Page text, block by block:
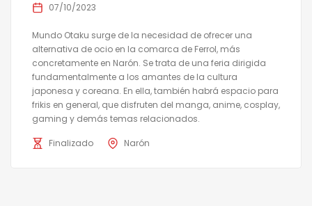
07/10/2023
Mundo Otaku surge de la necesidad de ofrecer una
alternativa de ocio en la comarca de Ferrol, más
concretamente en Narón. Se trata de una feria dirigida
fundamentalmente a los amantes de la cultura
japonesa y coreana. En ella, también habrá espacio para
frikis en general, que disfruten del manga, anime, cosplay,
gaming y demás temas relacionados.
Finalizado Narón